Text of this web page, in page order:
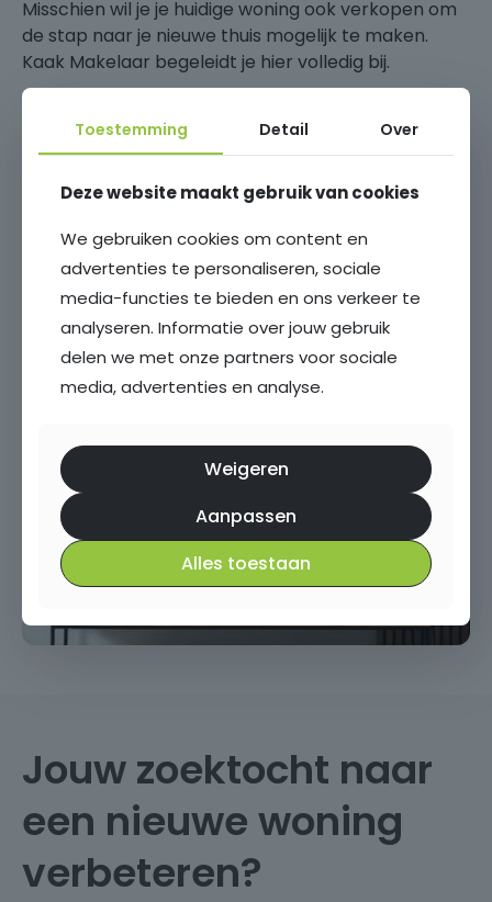
Misschien wil je je huidige woning ook verkopen om
de stap naar je nieuwe thuis mogelijk te maken.
Kaak Makelaar begeleidt je hier volledig bij.
nieuwe plek, zorgt Kaak Makelaar ervoor dat jouw
huidige woning optimaal wordt gepresenteerd en
verkocht.Zo sluiten aankoop en verkoop
naadloos op elkaar aan.
Succesvol verkopen?
Jouw zoektocht naar
een nieuwe woning
verbeteren?
Toestemming Detail Over
Deze website maakt gebruik van cookies
We gebruiken cookies om content en
advertenties te personaliseren, sociale
media-functies te bieden en ons verkeer te
analyseren. Informatie over jouw gebruik
delen we met onze partners voor sociale
media, advertenties en analyse.
Weigeren
Aanpassen
Alles toestaan